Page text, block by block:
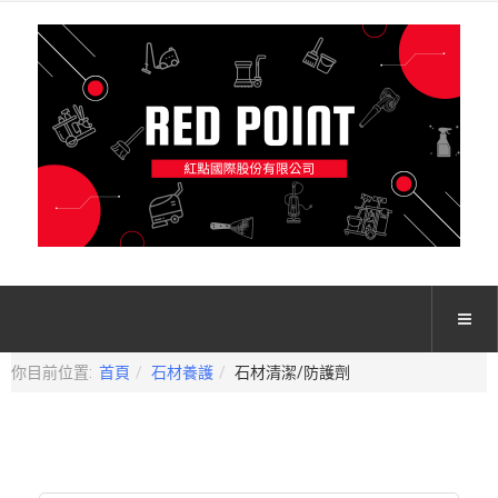
你目前位置: 首頁 石材養護 石材清潔/防護劑